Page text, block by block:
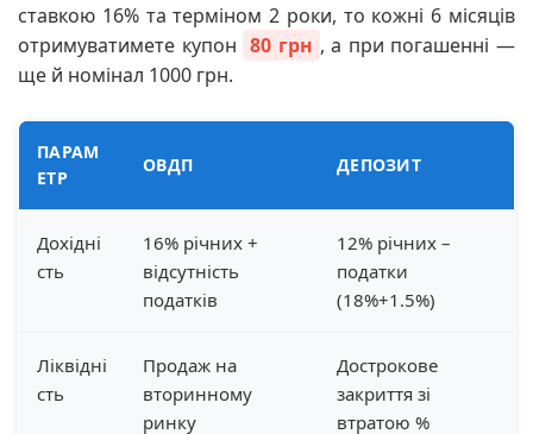
ставкою 16% та терміном 2 роки, то кожні 6 місяців
отримуватимете купон 80 грн , а при погашенні —
ще й номінал 1000 грн.
ПАРАМ
ЕТР
ОВДП ДЕПОЗИТ
Дохідні
сть
16% річних +
відсутність
податків
12% річних –
податки
(18%+1.5%)
Ліквідні
сть
Продаж на
вторинному
ринку
Дострокове
закриття зі
втратою %